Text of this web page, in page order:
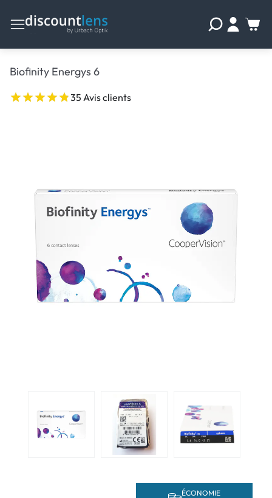
Biofinity Energys 6
35 Avis clients
ÉCONOMIE